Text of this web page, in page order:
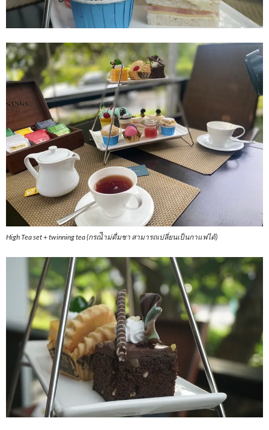
High Tea set + twinning tea (กรณีำม่ดื่มชา สามารถเปลี่ยนเป็นกาแฟได้)